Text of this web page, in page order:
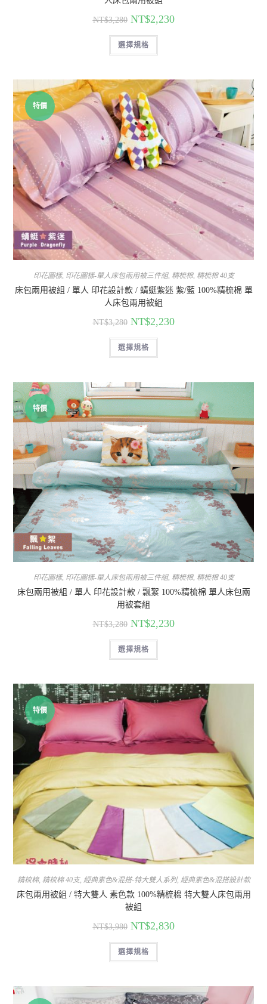
NT$3,280 NT$2,230
選擇規格
特價
印花圖樣, 印花圖樣-單人床包兩用被三件組, 精梳棉, 精梳棉 40支
床包兩用被組 / 單人 印花設計款 / 蜻蜓紫迷 紫/藍 100%精梳棉 單
人床包兩用被組
NT$3,280 NT$2,230
選擇規格
特價
印花圖樣, 印花圖樣-單人床包兩用被三件組, 精梳棉, 精梳棉 40支
床包兩用被組 / 單人 印花設計款 / 飄絮 100%精梳棉 單人床包兩
用被套組
NT$3,280 NT$2,230
選擇規格
特價
精梳棉, 精梳棉 40支, 經典素色&混搭-特大雙人系列, 經典素色&混搭設計款
床包兩用被組 / 特大雙人 素色款 100%精梳棉 特大雙人床包兩用
被組
NT$3,980 NT$2,830
選擇規格